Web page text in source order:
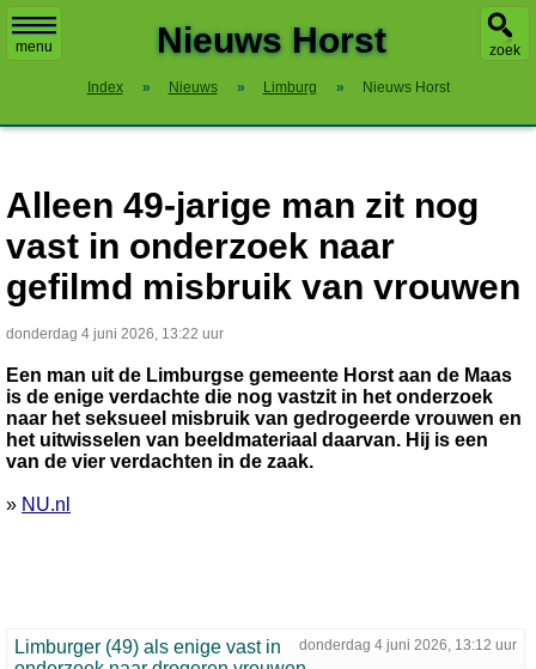
menu zoek
Nieuws Horst
Index » Nieuws » Limburg » Nieuws Horst
Alleen 49-jarige man zit nog
vast in onderzoek naar
gefilmd misbruik van vrouwen
donderdag 4 juni 2026, 13:22 uur
Een man uit de Limburgse gemeente Horst aan de Maas
is de enige verdachte die nog vastzit in het onderzoek
naar het seksueel misbruik van gedrogeerde vrouwen en
het uitwisselen van beeldmateriaal daarvan. Hij is een
van de vier verdachten in de zaak.
» NU.nl
donderdag 4 juni 2026, 13:12 uur
Limburger (49) als enige vast in